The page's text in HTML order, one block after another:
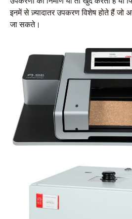
इनमें से ज़्यादातर उपकरण विशेष होते हैं जो
जा सकते।